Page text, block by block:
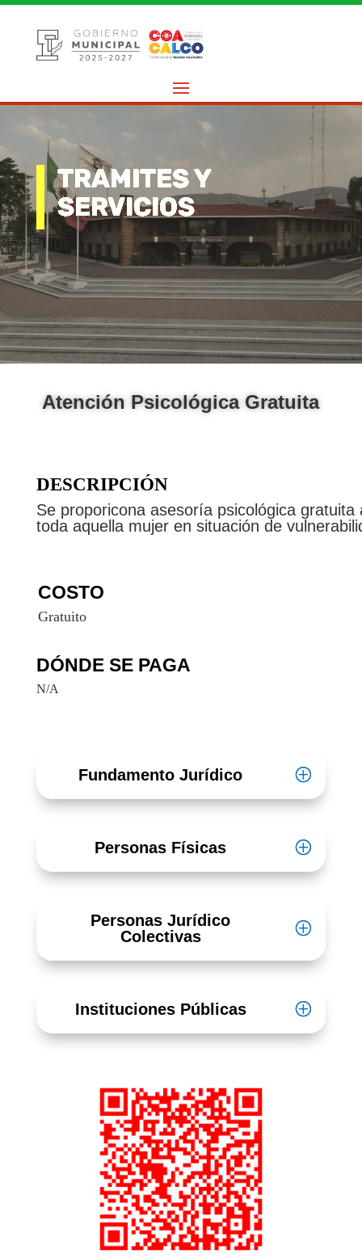
TRAMITES Y
SERVICIOS
Atención Psicológica Gratuita
DESCRIPCIÓN
Se proporicona asesoría psicológica gratuita
toda aquella mujer en situación de
COSTO
Gratuito
DÓNDE SE PAGA
N/A
Fundamento Jurídico
Personas Físicas
Personas Jurídico
Colectivas
Instituciones Públicas